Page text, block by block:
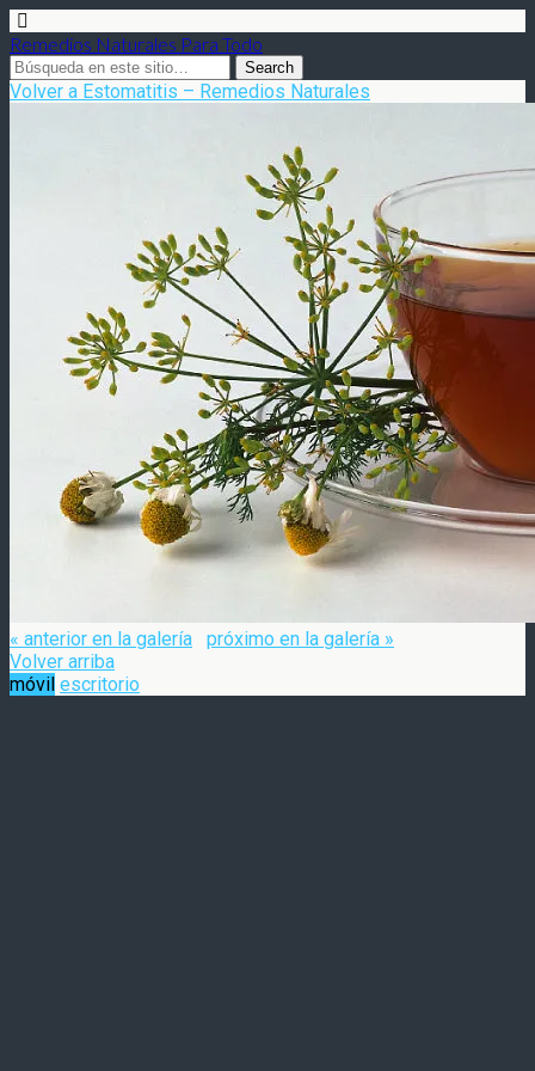
Remedios Naturales Para Todo
Volver a Estomatitis – Remedios Naturales
« anterior en la galería
próximo en la galería »
Volver arriba
móvil escritorio